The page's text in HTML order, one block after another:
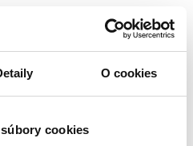
O cookies
cookies